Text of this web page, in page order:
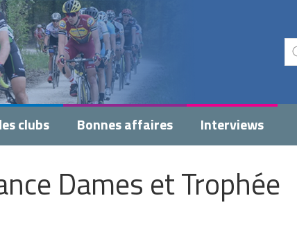
clubs Bonnes affaires Interviews
Dames et Trophée